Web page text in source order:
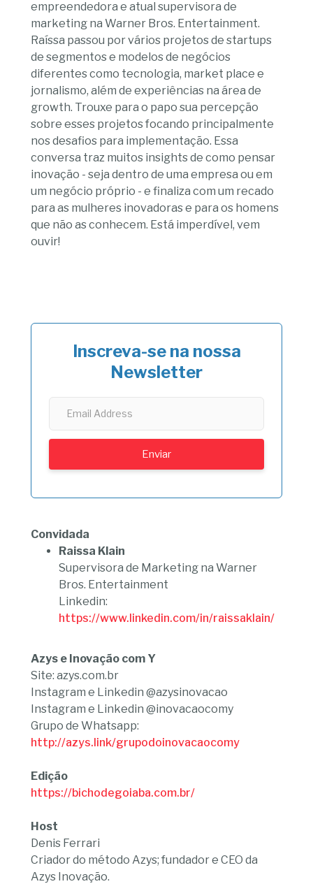
empreendedora e atual supervisora de
marketing na Warner Bros. Entertainment.
Raíssa passou por vários projetos de startups
de segmentos e modelos de negócios
diferentes como tecnologia, market place e
jornalismo, além de experiências na área de
growth. Trouxe para o papo sua percepção
sobre esses projetos focando principalmente
nos desafios para implementação. Essa
conversa traz muitos insights de como pensar
inovação - seja dentro de uma empresa ou em
um negócio próprio - e finaliza com um recado
para as mulheres inovadoras e para os homens
que não as conhecem. Está imperdível, vem
ouvir!
Inscreva-se na nossa
Newsletter
Convidada
Raissa Klain
Supervisora de Marketing na Warner
Bros. Entertainment
Linkedin:
https://www.linkedin.com/in/raissaklain/
Azys e Inovação com Y
Site: azys.com.br
Instagram e Linkedin @azysinovacao
Instagram e Linkedin @inovacaocomy
Grupo de Whatsapp:
http://azys.link/grupodoinovacaocomy
Edição
https://bichodegoiaba.com.br/
Host
Denis Ferrari
Criador do método Azys; fundador e CEO da
Azys Inovação.